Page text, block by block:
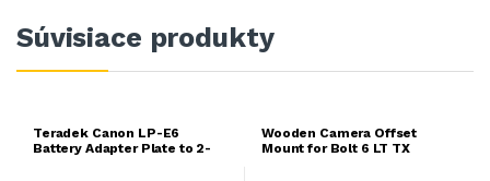
Súvisiace produkty
Teradek Canon LP-E6
Battery Adapter Plate to 2-
Wooden Camera Offset
Mount for Bolt 6 LT TX